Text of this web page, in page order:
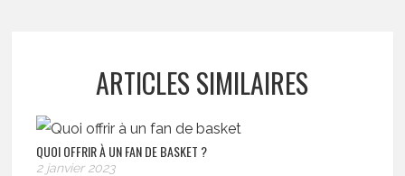
ARTICLES SIMILAIRES
QUOI OFFRIR À UN FAN DE BASKET ?
2 janvier 2023